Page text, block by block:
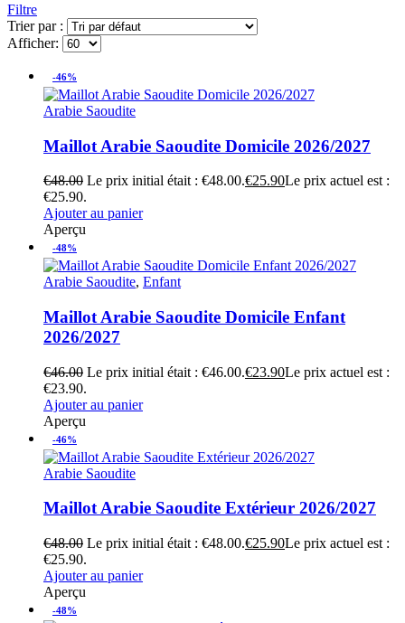
Filtre
Trier par :
Afficher:
-46%
Arabie Saoudite
Maillot Arabie Saoudite Domicile 2026/2027
€48.00 Le prix initial était : €48.00.€25.90Le prix actuel est :
€25.90.
Ajouter au panier
Aperçu
-48%
Arabie Saoudite, Enfant
Maillot Arabie Saoudite Domicile Enfant
2026/2027
€46.00 Le prix initial était : €46.00.€23.90Le prix actuel est :
€23.90.
Ajouter au panier
Aperçu
-46%
Arabie Saoudite
Maillot Arabie Saoudite Extérieur 2026/2027
€48.00 Le prix initial était : €48.00.€25.90Le prix actuel est :
€25.90.
Ajouter au panier
Aperçu
-48%